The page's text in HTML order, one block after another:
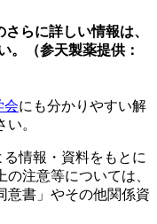
らに詳しい情報は、
。（参天製薬提供：
会にも分かりやすい解
。
る情報・資料をもとに
注意等については、
意書」やその他関係資